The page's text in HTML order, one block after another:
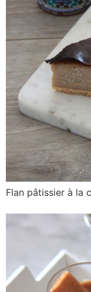
Flan pâtissier à la